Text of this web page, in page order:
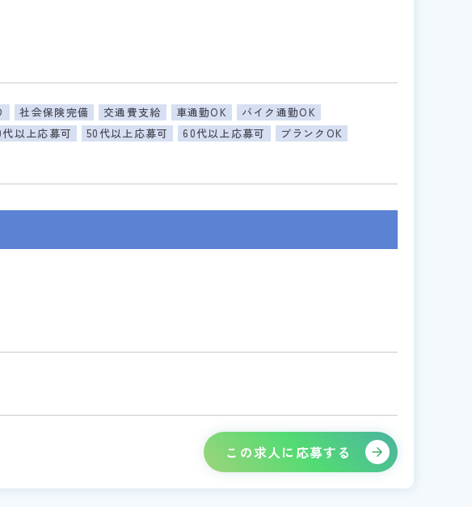
社会保険完備 交通費支給 車通勤OK
バイク通勤OK
以上応募可 50代以上応募可 60代以上応募可
ブランクOK
この求人に応募する